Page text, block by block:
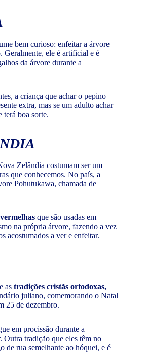
bem curioso: enfeitar a árvore
Geralmente, ele é artificial e é
da árvore durante a
a criança que achar o pepino
extra, mas se um adulto achar
terá boa sorte.
Zelândia costumam ser um
que conhecemos. No país, a
Pohutukawa, chamada de
que são usadas em
na própria árvore, fazendo a vez
acostumados a ver e enfeitar.
as tradições cristãs ortodoxas,
juliano, comemorando o Natal
25 de dezembro.
em procissão durante a
Outra tradição que eles têm no
de rua semelhante ao hóquei, e é